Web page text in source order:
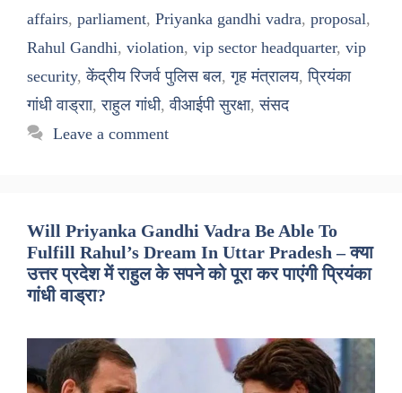
affairs, parliament, Priyanka gandhi vadra, proposal,
Rahul Gandhi, violation, vip sector headquarter, vip
security,केंद्रीय रिजर्व पुलिस बल,गृह मंत्रालय,प्रियंका
गांधी वाड्राा,राहुल गांधी,वीआईपी सुरक्षा,संसद
Leave a comment
Will Priyanka Gandhi Vadra Be Able To
Fulfill Rahul’s Dream In Uttar Pradesh – क्या
उत्तर प्रदेश में राहुल के सपने को पूरा कर पाएंगी प्रियंका
गांधी वाड्रा?